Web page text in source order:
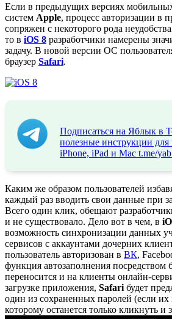
Если в предыдущих версиях
систем Apple, процесс авторизации в
сопряжен с некоторого рода
то в iOS 8 разработчики намерены
задачу. В новой версии ОС
браузер Safari.
Подписаться на Яблык в
полезные инструкции для
iPhone, iPad и Mac t.me/
Каким же образом пользователей
каждый раз вводить свои данные при
Всего один клик, обещают
и не существовало. Дело вот в чем, в
возможность синхронизации данных
сервисов с аккаунтами дочерних
пользователь авторизован в ВК,
функция автозаполнения посредством
переносится и на клиенты онлайн-
загрузке приложения, Safari будет
один из сохраненных паролей (если их
которому останется только кликнуть и